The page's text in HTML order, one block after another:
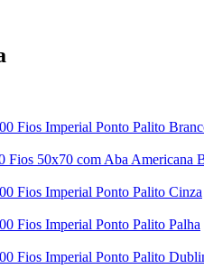
Fios Imperial Ponto Palito
Fios 50x70 com Aba Americana
Fios Imperial Ponto Palito Cinza
Fios Imperial Ponto Palito Palha
Fios Imperial Ponto Palito